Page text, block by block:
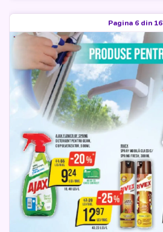
Pagina 6 din 16